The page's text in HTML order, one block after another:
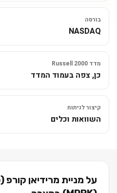
בורסה
NASDAQ
מדד Russell 2000
כן, צפה בעמוד המדד
קיצור לניתוח
השוואות וכלים
על מניית מרידיאן קורפ (Meridian Corp)